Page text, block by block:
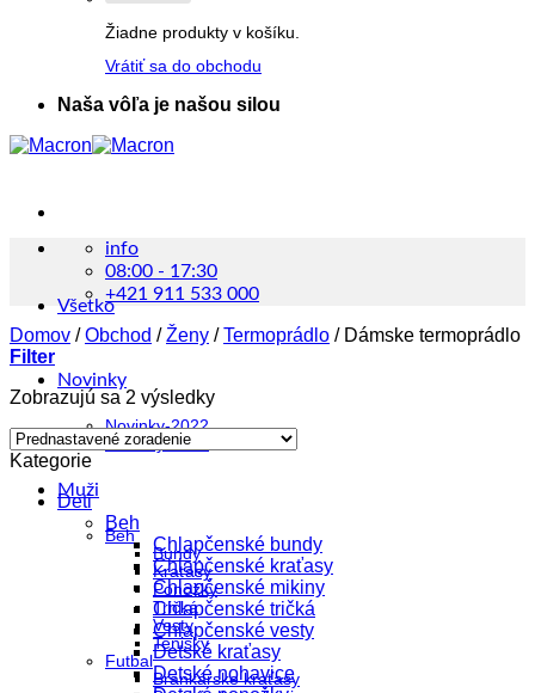
Žiadne produkty v košíku.
Vrátiť sa do obchodu
Naša vôľa je našou silou
Všetko
Novinky
Novinky-2022
Novinky-2023
Muži
Beh
Bundy
Kraťasy
Ponožky
Tričká
Vesty
Tenisky
Futbal
Brankárske kraťasy
info
08:00 - 17:30
+421 911 533 000
Domov / Obchod / Ženy / Termoprádlo /Dámske termoprádlo
Filter
Zobrazujú sa 2 výsledky
Kategorie
Deti
Beh
Chlapčenské bundy
Chlapčenské kraťasy
Chlapčenské mikiny
Chlapčenské tričká
Chlapčenské vesty
Detské kraťasy
Detské nohavice